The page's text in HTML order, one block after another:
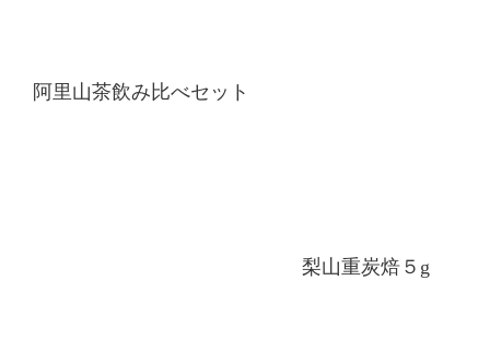
阿里山茶飲み比べセット
梨山重炭焙５g